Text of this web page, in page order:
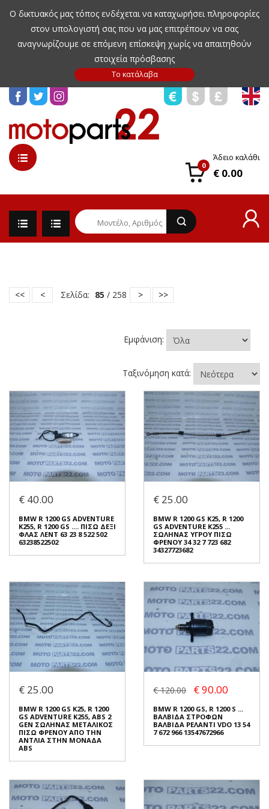
Ο δικτυακός μας τόπος ενδέχεται να καταχωρήσει πληροφορίες
στον υπολογιστή σας που να μας επιτρέπουν να σας
αναγνωρίζουμε σε επόμενη επίσκεψη χωρίς να απαιτηθούν
στοιχεία πρόσβασης
0
Άδειο καλάθι
€ 0.00
<< < Σελίδα: 85 / 258 > >>
Εμφάνιση:
Ταξινόμηση κατά:
€ 40.00
BMW R 1200 GS ADVENTURE
K255, R 1200 GS .... ΠΙΣΩ ΔΕΞΙ
ΦΛΑΣ ΛΕΝΤ 63 23 8 522 502
63238522502
BMW R 1200 GS ADVENTURE
K255, R 1200 GS .... ΠΙΣΩ ΔΕΞΙ
ΦΛΑΣ ΛΕΝΤ 63 23 8 522 502
€ 40.00
Σε Απόθεμα: 1
Κατάσταση:
Μεταχειρισμένο
41201
€ 25.00
BMW R 1200 GS K25, R 1200
GS ADVENTURE K255 ...
ΣΩΛΗΝΑΣ ΥΓΡΟΥ ΠΙΣΩ
ΦΡΕΝΟΥ 34 32 7 723 682
34327723682
BMW R 1200 GS K25, R 1200
GS ADVENTURE K255 ...
ΣΩΛΗΝΑΣ ΥΓΡΟΥ ΠΙΣΩ
34327723682
Σε Απόθεμα: 1
41185
€ 25.00
BMW R 1200 GS K25, R 1200
GS ADVENTURE K255, ABS 2
GEN ΣΩΛΗΝΑΣ ΜΕΤΑΛΙΚΟΣ
ΠΙΣΩ ΦΡΕΝΟΥ ΑΠΟ ΤΗΝ
ΑΝΤΛΙΑ ΣΤΗΝ ΜΟΝΑΔΑ
ABS
€ 120.00 € 90.00
BMW R 1200 GS, R 1200 S ...
ΒΑΛΒΙΔΑ ΣΤΡΟΦΩΝ
ΒΑΛΒΙΔΑ ΡΕΛΑΝΤΙ VDO 13 54
7 672 966 13547672966